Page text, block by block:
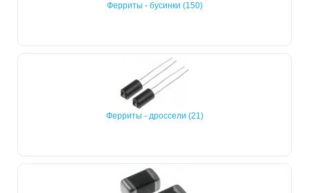
Ферриты - бусинки (150)
Ферриты - дроссели (21)